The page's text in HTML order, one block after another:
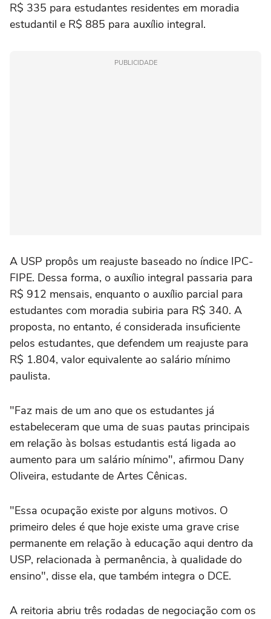
R$ 335 para estudantes residentes em moradia
estudantil e R$ 885 para auxílio integral.
PUBLICIDADE
A USP propôs um reajuste baseado no índice IPC-
FIPE. Dessa forma, o auxílio integral passaria para
R$ 912 mensais, enquanto o auxílio parcial para
estudantes com moradia subiria para R$ 340. A
proposta, no entanto, é considerada insuficiente
pelos estudantes, que defendem um reajuste para
R$ 1.804, valor equivalente ao salário mínimo
paulista.
"Faz mais de um ano que os estudantes já
estabeleceram que uma de suas pautas principais
em relação às bolsas estudantis está ligada ao
aumento para um salário mínimo", afirmou Dany
Oliveira, estudante de Artes Cênicas.
"Essa ocupação existe por alguns motivos. O
primeiro deles é que hoje existe uma grave crise
permanente em relação à educação aqui dentro da
USP, relacionada à permanência, à qualidade do
ensino", disse ela, que também integra o DCE.
A reitoria abriu três rodadas de negociação com os